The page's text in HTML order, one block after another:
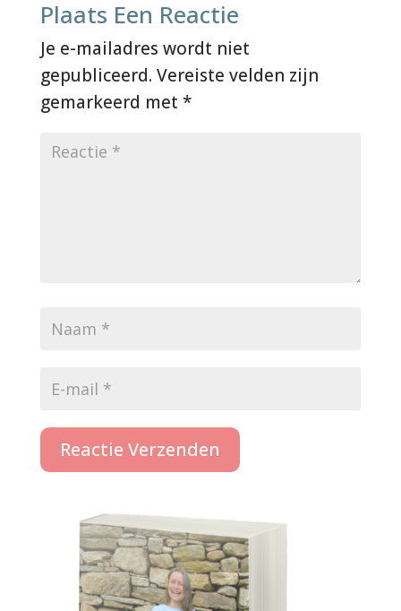
Plaats Een Reactie
Je e-mailadres wordt niet
gepubliceerd. Vereiste velden zijn
gemarkeerd met *
Reactie Verzenden